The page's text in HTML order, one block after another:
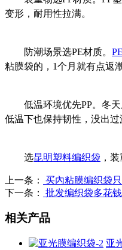
变形，耐用性拉满。
防潮场景选PE材质。
粘膜袋的，1个月就有点返潮
低温环境优先PP。冬
低温下也保持韧性，没出过
选昆明塑料编织袋 ，
上一条：
买內粘膜编织袋
下一条：
批发编织袋多花
相关产品
亚